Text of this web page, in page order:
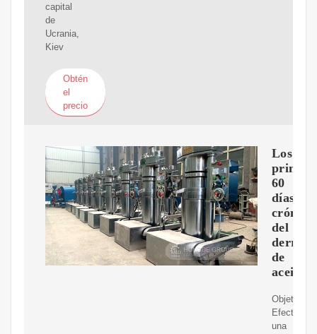
capital
de
Ucrania,
Kiev
Obtén
el
precio
Los
60
días:
crónica
del
de
aceite
Objetivo.
Efectuar
una